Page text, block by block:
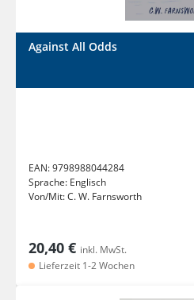
Against All Odds
EAN:9798988044284
Sprache: Englisch
Von/Mit:C. W. Farnsworth
20,40 € inkl. MwSt.
Lieferzeit 1-2 Wochen